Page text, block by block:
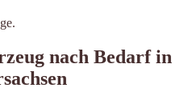
nach Bedarf in